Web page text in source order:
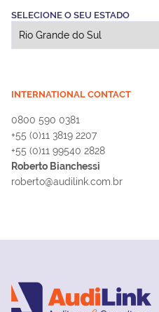
SELECIONE O SEU ESTADO
INTERNATIONAL CONTACT
0800 590 0381
+55 (0)11 3819 2207
+55 (0)11 99540 2828
Roberto Bianchessi
roberto@audilink.com.br